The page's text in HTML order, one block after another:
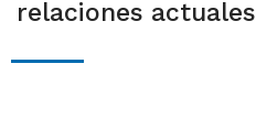
relaciones actuales